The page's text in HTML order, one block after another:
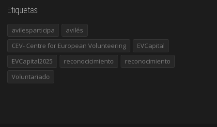
Etiquetas
avilesparticipa
avilés
CEV- Centre for European Volunteering
EVCapital
EVCapital2025
reconocicimiento
reconocimiento
Voluntariado